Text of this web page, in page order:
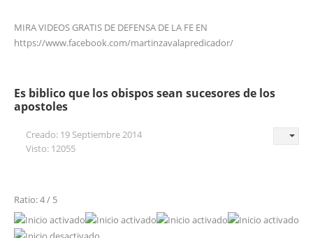
MIRA VIDEOS GRATIS DE DEFENSA DE LA FE EN
https://www.facebook.com/martinzavalapredicador/
Es biblico que los obispos sean sucesores de los
apostoles
Creado: 19 Septiembre 2014
Visto: 12055
Ratio: 4 / 5